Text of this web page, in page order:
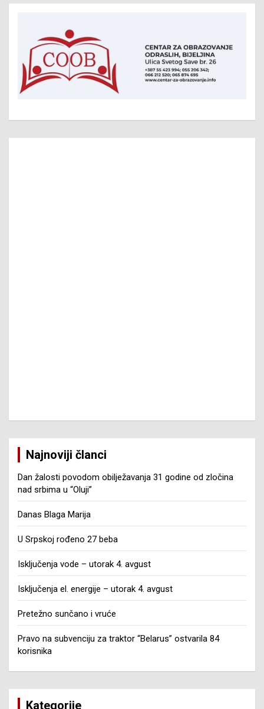
Najnoviji članci
Dan žalosti povodom obilježavanja 31 godine od zločina
nad srbima u “Oluji”
Danas Blaga Marija
U Srpskoj rođeno 27 beba
Isključenja vode – utorak 4. avgust
Isključenja el. energije – utorak 4. avgust
Pretežno sunčano i vruće
Pravo na subvenciju za traktor “Belarus” ostvarila 84
korisnika
Kategorije